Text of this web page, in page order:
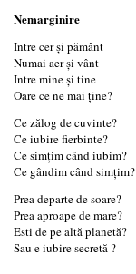
Nemarginire
Intre cer și pământ
Numai aer și vânt
Intre mine și tine
Oare ce ne mai ține?
Ce zălog de cuvinte?
Ce iubire fierbinte?
Ce simțim când iubim?
Ce gândim când simțim?
Prea departe de soare?
Prea aproape de mare?
Esti de pe altă planetă?
Sau e iubire secretă ?